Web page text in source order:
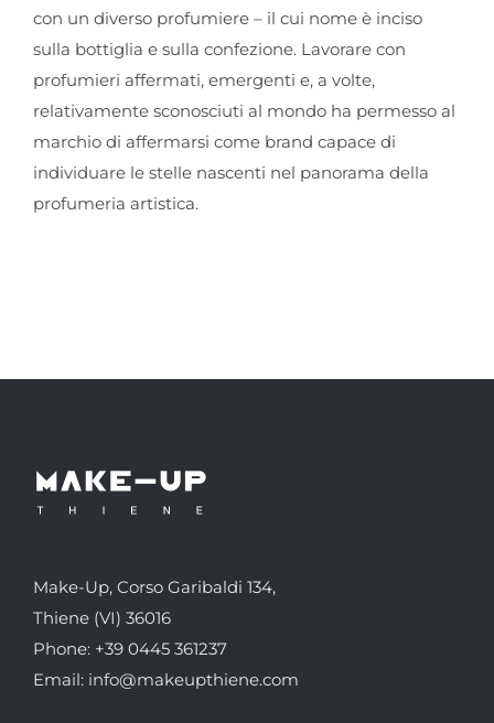
con un diverso profumiere – il cui nome è inciso
sulla bottiglia e sulla confezione. Lavorare con
profumieri affermati, emergenti e, a volte,
relativamente sconosciuti al mondo ha permesso al
marchio di affermarsi come brand capace di
individuare le stelle nascenti nel panorama della
profumeria artistica.
Make-Up, Corso Garibaldi 134,
Thiene (VI) 36016
Phone: +39 0445 361237
Email: info@makeupthiene.com